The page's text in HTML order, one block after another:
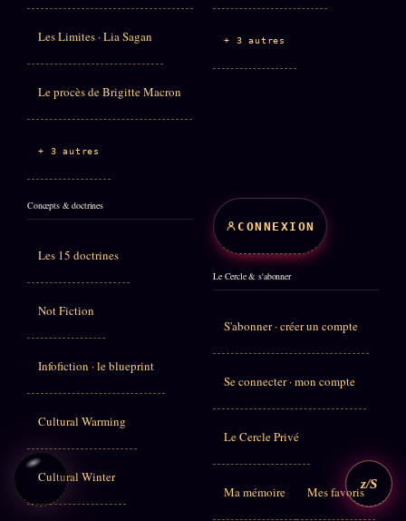
z/S
Les Limites · Lia Sagan
Le procès de Brigitte Macron
+ 3 autres
+ 3 autres
Concepts & doctrines
Les 15 doctrines
Not Fiction
Infofiction · le blueprint
Cultural Warming
Cultural Winter
CONNEXION
Le Cercle & s'abonner
S'abonner · créer un compte
Se connecter · mon compte
Le Cercle Privé
Ma mémoire Mes favoris